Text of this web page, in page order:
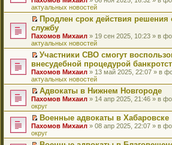
о
б
щ
е
н
и
ю
м
у
с
о
о
б
щ
е
н
и
ю
а
н
н
о
м
у
с
о
о
б
щ
е
н
и
ю
р
о
ч
и
т
а
н
н
о
м
у
с
о
о
б
щ
е
н
и
ю
м
у
н
е
п
р
о
ч
и
т
а
н
н
о
м
у
с
о
о
б
п
е
р
в
о
м
у
н
е
п
р
о
ч
и
т
а
н
н
о
м
р
е
й
т
и
к
п
е
р
в
о
м
у
н
е
п
р
о
ч
и
актуальных новостей
П
е
р
е
й
т
и
к
п
е
р
в
о
м
у
н
е
Продлен срок действия
службу
Пахомов Михаил » 19 сен 2025, 10:23 » в
актуальных новостей
П
е
р
е
й
т
и
к
п
е
р
в
Участники СВО смогут
внесудебной процедурой
Пахомов Михаил » 13 май 2025, 22:07 » в
актуальных новостей
П
е
р
е
й
т
и
Адвокаты в Нижнем Новгороде
Пахомов Михаил » 14 апр 2025, 21:46 » в
округ
П
е
р
Военные адвокаты в Хабаровске
Пахомов Михаил » 08 апр 2025, 22:07 » в
округ